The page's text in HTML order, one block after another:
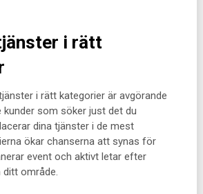
i rätt
i rätt kategorier är avgörande
som söker just det du
dina tjänster i de mest
ökar chanserna att synas för
event och aktivt letar efter
ditt område.